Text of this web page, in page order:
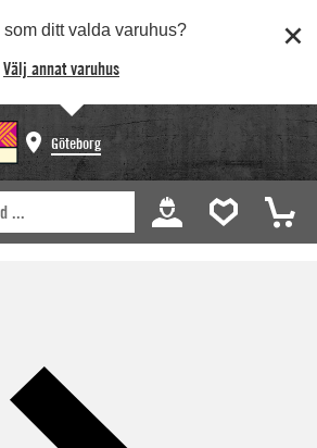
som ditt valda varuhus?
Välj annat varuhus
Göteborg